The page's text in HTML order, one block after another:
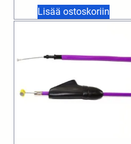
Lisää ostoskoriin